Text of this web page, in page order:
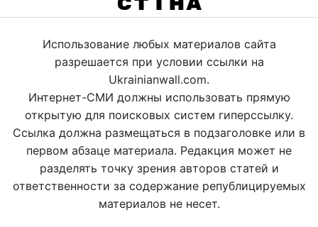
Использование любых материалов сайта
разрешается при условии ссылки на
Ukrainianwall.com.
Интернет-СМИ должны использовать прямую
открытую для поисковых систем гиперссылку.
Ссылка должна размещаться в подзаголовке или в
первом абзаце материала. Редакция может не
разделять точку зрения авторов статей и
ответственности за содержание републицируемых
материалов не несет.